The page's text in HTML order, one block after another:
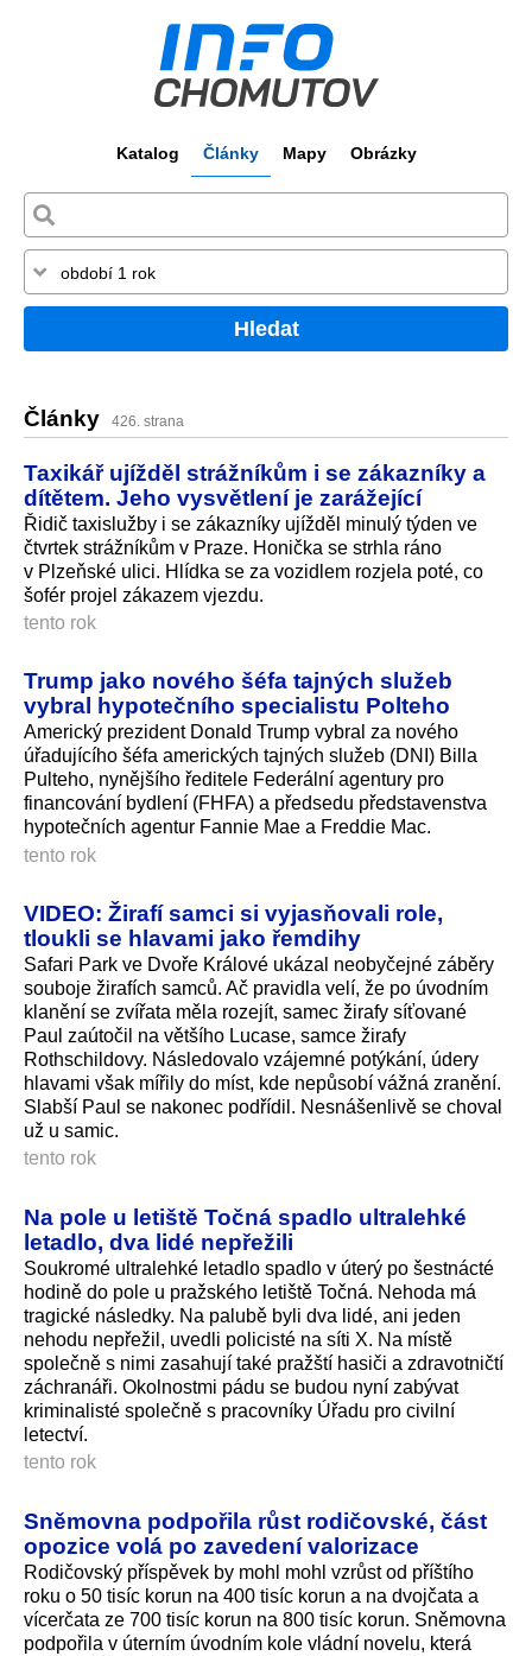
Katalog Články Mapy Obrázky
Hledat
Články 426. strana
Taxikář ujížděl strážníkům i se zákazníky a
dítětem. Jeho vysvětlení je zarážející
Řidič taxislužby i se zákazníky ujížděl minulý týden ve
čtvrtek strážníkům v Praze. Honička se strhla ráno
v Plzeňské ulici. Hlídka se za vozidlem rozjela poté, co
šofér projel zákazem vjezdu.
tento rok
Trump jako nového šéfa tajných služeb
vybral hypotečního specialistu Polteho
Americký prezident Donald Trump vybral za nového
úřadujícího šéfa amerických tajných služeb (DNI) Billa
Pulteho, nynějšího ředitele Federální agentury pro
financování bydlení (FHFA) a předsedu představenstva
hypotečních agentur Fannie Mae a Freddie Mac.
tento rok
VIDEO: Žirafí samci si vyjasňovali role,
tloukli se hlavami jako řemdihy
Safari Park ve Dvoře Králové ukázal neobyčejné záběry
souboje žirafích samců. Ač pravidla velí, že po úvodním
klanění se zvířata měla rozejít, samec žirafy síťované
Paul zaútočil na většího Lucase, samce žirafy
Rothschildovy. Následovalo vzájemné potýkání, údery
hlavami však mířily do míst, kde nepůsobí vážná zranění.
Slabší Paul se nakonec podřídil. Nesnášenlivě se choval
už u samic.
tento rok
Na pole u letiště Točná spadlo ultralehké
letadlo, dva lidé nepřežili
Soukromé ultralehké letadlo spadlo v úterý po šestnácté
hodině do pole u pražského letiště Točná. Nehoda má
tragické následky. Na palubě byli dva lidé, ani jeden
nehodu nepřežil, uvedli policisté na síti X. Na místě
společně s nimi zasahují také pražští hasiči a zdravotničtí
záchranáři. Okolnostmi pádu se budou nyní zabývat
kriminalisté společně s pracovníky Úřadu pro civilní
letectví.
tento rok
Sněmovna podpořila růst rodičovské, část
opozice volá po zavedení valorizace
Rodičovský příspěvek by mohl mohl vzrůst od příštího
roku o 50 tisíc korun na 400 tisíc korun a na dvojčata a
vícerčata ze 700 tisíc korun na 800 tisíc korun. Sněmovna
podpořila v úterním úvodním kole vládní novelu, která